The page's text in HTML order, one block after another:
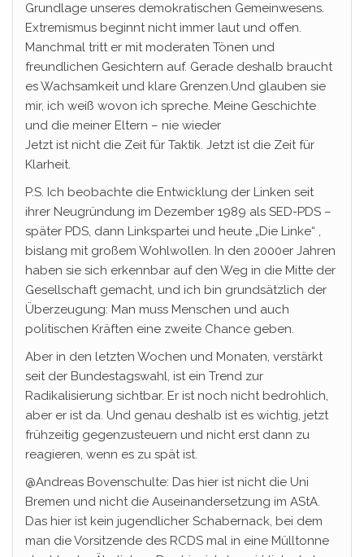
Grundlage unseres demokratischen Gemeinwesens.
Extremismus beginnt nicht immer laut und offen.
Manchmal tritt er mit moderaten Tönen und
freundlichen Gesichtern auf. Gerade deshalb braucht
es Wachsamkeit und klare Grenzen.Und glauben sie
mir, ich weiß wovon ich spreche. Meine Geschichte
und die meiner Eltern – nie wieder
Jetzt ist nicht die Zeit für Taktik. Jetzt ist die Zeit für
Klarheit.
P.S. Ich beobachte die Entwicklung der Linken seit
ihrer Neugründung im Dezember 1989 als SED-PDS –
später PDS, dann Linkspartei und heute „Die Linke“ ,
bislang mit großem Wohlwollen. In den 2000er Jahren
haben sie sich erkennbar auf den Weg in die Mitte der
Gesellschaft gemacht, und ich bin grundsätzlich der
Überzeugung: Man muss Menschen und auch
politischen Kräften eine zweite Chance geben.
Aber in den letzten Wochen und Monaten, verstärkt
seit der Bundestagswahl, ist ein Trend zur
Radikalisierung sichtbar. Er ist noch nicht bedrohlich,
aber er ist da. Und genau deshalb ist es wichtig, jetzt
frühzeitig gegenzusteuern und nicht erst dann zu
reagieren, wenn es zu spät ist.
@Andreas Bovenschulte: Das hier ist nicht die Uni
Bremen und nicht die Auseinandersetzung im AStA.
Das hier ist kein jugendlicher Schabernack, bei dem
man die Vorsitzende des RCDS mal in eine Mülltonne